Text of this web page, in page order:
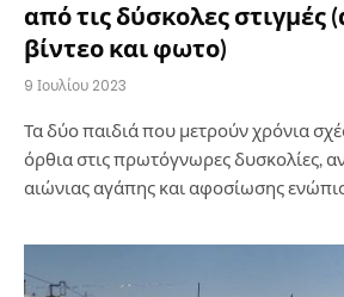
από τις δύσκολες στιγμές
βίντεο και φωτο)
9 Ιουλίου 2023
Τα δύο παιδιά που μετρούν χρόνια
όρθια στις πρωτόγνωρες δυσκολίες,
αιώνιας αγάπης και αφοσίωσης